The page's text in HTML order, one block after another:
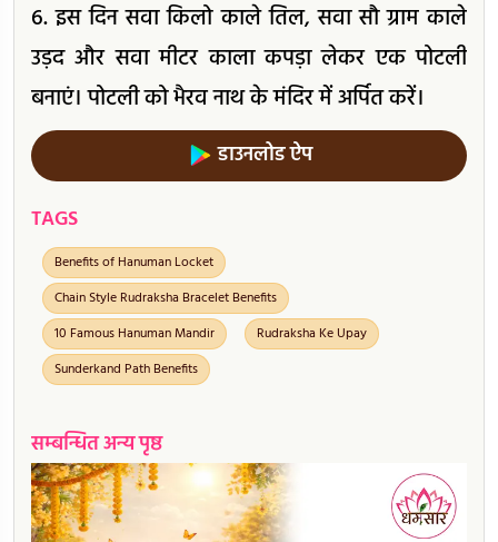
6. इस दिन सवा किलो काले तिल, सवा सौ ग्राम काले
उड़द और सवा मीटर काला कपड़ा लेकर एक पोटली
बनाएं। पोटली को भैरव नाथ के मंदिर में अर्पित करें।
डाउनलोड ऐप
TAGS
Benefits of Hanuman Locket
Chain Style Rudraksha Bracelet Benefits
10 Famous Hanuman Mandir
Rudraksha Ke Upay
Sunderkand Path Benefits
सम्बन्धित अन्य पृष्ठ